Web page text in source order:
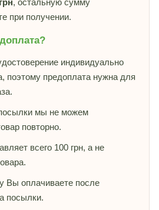
, остальную сумму
при получении.
индивидуально
поэтому предоплата нужна для
мы не можем
повторно.
всего 100 грн, а не
Вы оплачиваете после
посылки.